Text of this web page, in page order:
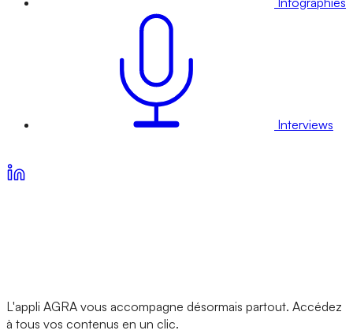
Interviews
L'appli AGRA vous accompagne désormais partout. Accédez
à tous vos contenus en un clic.